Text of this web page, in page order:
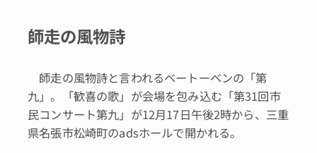
師走の風物詩
師走の風物詩と言われるベートーベンの「第
九」。「歓喜の歌」が会場を包み込む「第31回市
民コンサート第九」が12月17日午後2時から、三重
県名張市松崎町のadsホールで開かれる。